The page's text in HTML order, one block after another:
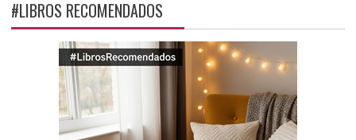
#LIBROS RECOMENDADOS